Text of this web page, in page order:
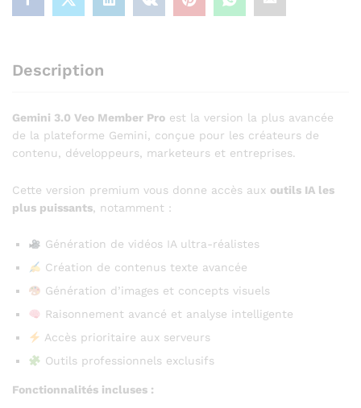
An
Description
Gemini 3.0 Veo Member Pro est la version la plus avancée
de la plateforme Gemini, conçue pour les créateurs de
contenu, développeurs, marketeurs et entreprises.
Cette version premium vous donne accès aux outils IA les
plus puissants , notamment :
Génération de vidéos IA ultra-réalistes
Création de contenus texte avancée
Génération d’images et concepts visuels
Raisonnement avancé et analyse intelligente
Accès prioritaire aux serveurs
Outils professionnels exclusifs
Fonctionnalités incluses :